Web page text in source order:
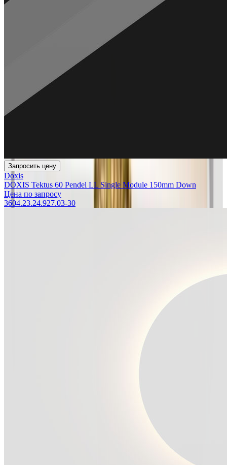
Запросить цену
Doxis
DOXIS Tektus 60 Pendel LL Single Module 150mm Down
Цена по запросу
3604.23.24.927.03-30